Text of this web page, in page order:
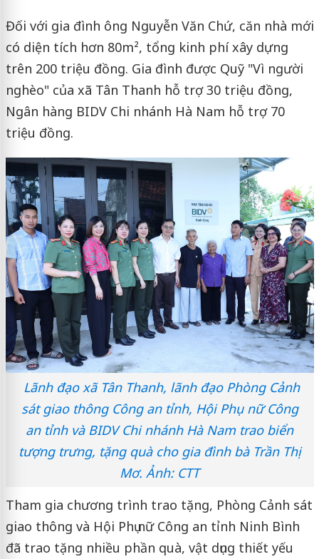
Đối với gia đình ông Nguyễn Văn Chứ, căn nhà mới
có diện tích hơn 80m², tổng kinh phí xây dựng
trên 200 triệu đồng. Gia đình được Quỹ "Vì người
nghèo" của xã Tân Thanh hỗ trợ 30 triệu đồng,
Ngân hàng BIDV Chi nhánh Hà Nam hỗ trợ 70
triệu đồng.
Lãnh đạo xã Tân Thanh, lãnh đạo Phòng Cảnh
sát giao thông Công an tỉnh, Hội Phụ nữ Công
an tỉnh và BIDV Chi nhánh Hà Nam trao biển
tượng trưng, tặng quà cho gia đình bà Trần Thị
Mơ. Ảnh: CTT
Tham gia chương trình trao tặng, Phòng Cảnh sát
giao thông và Hội Phụ nữ Công an tỉnh Ninh Bình
đã trao tặng nhiều phần quà, vật dụng thiết yếu